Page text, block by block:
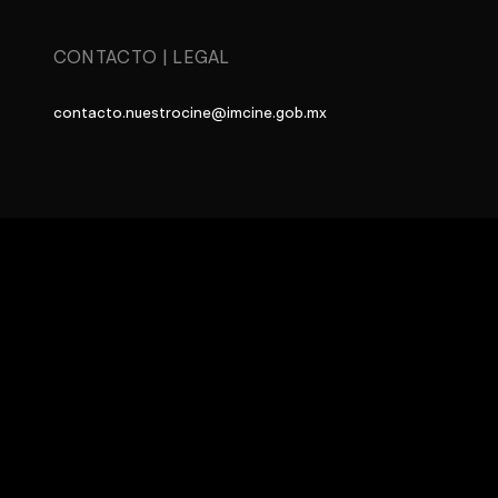
CONTACTO LEGAL
contacto.nuestrocine@imcine.gob.mx